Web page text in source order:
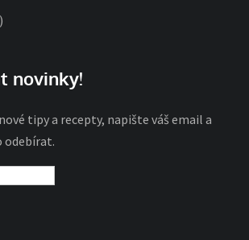
novinky!
tipy a recepty, napište váš email a
odebírat.